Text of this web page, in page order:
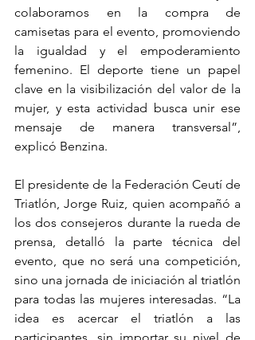
colaboramos en la compra de
camisetas para el evento, promoviendo
la igualdad y el empoderamiento
femenino. El deporte tiene un papel
clave en la visibilización del valor de la
mujer, y esta actividad busca unir ese
mensaje de manera transversal”,
explicó Benzina.
El presidente de la Federación Ceutí de
Triatlón, Jorge Ruiz, quien acompañó a
los dos consejeros durante la rueda de
prensa, detalló la parte técnica del
evento, que no será una competición,
sino una jornada de iniciación al triatlón
para todas las mujeres interesadas. “La
idea es acercar el triatlón a las